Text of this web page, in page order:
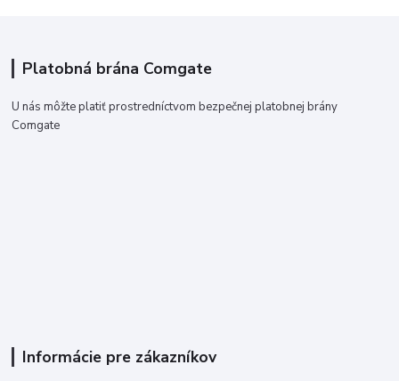
Platobná brána Comgate
U nás môžte platiť prostredníctvom bezpečnej platobnej brány
Comgate
Informácie pre zákazníkov